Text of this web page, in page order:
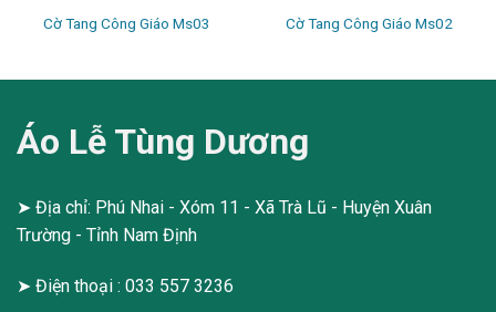
Cờ Tang Công Giáo Ms03 Cờ Tang Công Giáo Ms02
Áo Lễ Tùng Dương
➤ Địa chỉ: Phú Nhai - Xóm 11 - Xã Trà Lũ - Huyện Xuân
Trường - Tỉnh Nam Định
➤ Điện thoại : 033 557 3236